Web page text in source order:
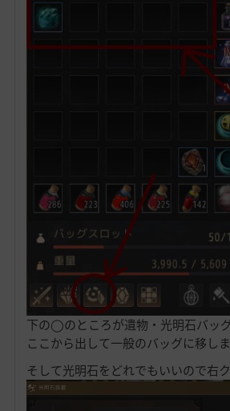
下の◯のところが遺物・光明石バッ
ここから出して一般のバッグに移しま
そして光明石をどれでもいいので右